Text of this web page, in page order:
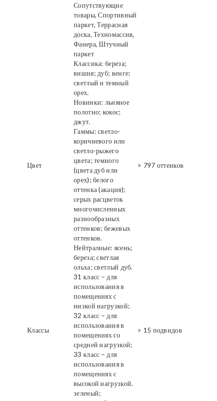
Сопутствующие
товары, Спортивный
паркет, Террасная
доска, Техномассив,
Фанера, Штучный
паркет
Цвет
Классика: береза;
вишня; дуб; венге;
светлый и темный
орех.
Новинки: льняное
полотно; кокос;
джут.
Гаммы: светло-
коричневого или
светло-рыжего
цвета; темного
(цвета дуб или
орех); белого
оттенка (акация);
серых расцветок
многочисленных
разнообразных
оттенков; бежевых
оттенков.
Нейтралные: ясень;
береза; светлая
ольха; светлый дуб.
> 797 оттенков
Классы
31 класс – для
использования в
помещениях с
низкой нагрузкой;
32 класс – для
использования в
помещениях со
средней нагрузкой;
33 класс – для
использования в
помещениях с
высокой нагрузкой.
> 15 подвидов
зеленый;